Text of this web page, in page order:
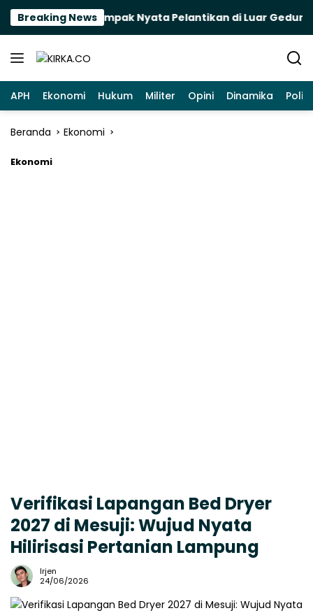
Langsung
konten
Breaking News
Mengukur Dampak Nyata Pelantikan di Luar Gedung
APH Ekonomi Hukum Militer Opini Dinamika
Beranda Ekonomi
Ekonomi
Verifikasi Lapangan Bed Dryer
2027 di Mesuji: Wujud Nyata
Hilirisasi Pertanian Lampung
Irjen
24/06/2026